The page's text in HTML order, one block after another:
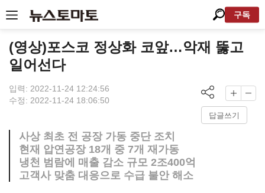
구독
(영상)포스코 정상화 코앞…악재 뚫고
일어선다
입력: 2022-11-24 12:24:56
수정: 2022-11-24 18:06:50
답글쓰기
사상 최초 전 공장 가동 중단 조치
현재 압연공장 18개 중 7개 재가동
냉천 범람에 매출 감소 규모 2조400억
고객사 맞춤 대응으로 수급 불안 해소